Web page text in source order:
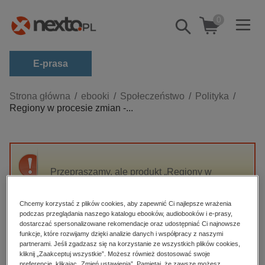
Pokaż/schowaj
wyszukiwarkę
0
E-prasa
Kategorie
Zobacz wszystkie E-prasa
budownictwo, aranżacja wnętrz
darmowe wydania
edukacja
hobby, sport, rozrywka
komputery, internet, technologie, informatyka
Strona główna ebooki Społeczeństwo
Polityka
Regiony w procesie zmian -...
Przepraszamy, ale produkt „Regiony w
dostępny.
High-contrast mode
Chcemy korzystać z plików cookies, aby zapewnić Ci najlepsze wrażenia
podczas przeglądania naszego katalogu ebooków, audiobooków i e-prasy,
dostarczać spersonalizowane rekomendacje oraz udostępniać Ci najnowsze
funkcje, które rozwijamy dzięki analizie danych i współpracy z naszymi
partnerami. Jeśli zgadzasz się na korzystanie ze wszystkich plików cookies,
kliknij „Zaakceptuj wszystkie”. Możesz również dostosować swoje